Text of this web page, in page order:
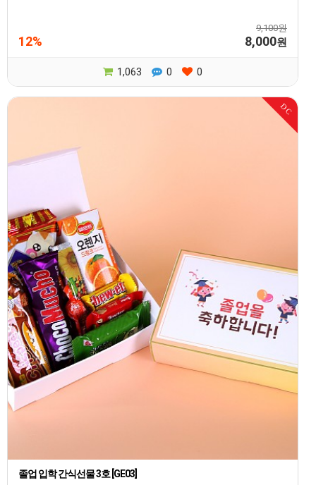
9,100원
12% 8,000원
1,063 0 0
DC
졸업 입학 간식선물 3호 [GE03]